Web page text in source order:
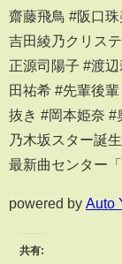
齋藤飛鳥 #阪口
吉田綾乃クリス
正源司陽子 #渡
田祐希 #先輩後
抜き #岡本姫奈 #
乃木坂スター誕
最新曲センター
powered by Auto
共有: